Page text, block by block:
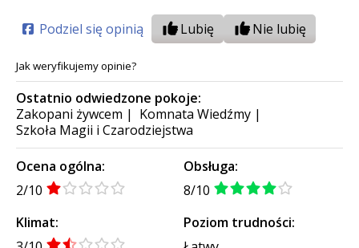
Podziel się opinią Lubię Nie lubię
Jak weryfikujemy opinie?
Ostatnio odwiedzone pokoje:
Zakopani żywcem | Komnata Wiedźmy |
Szkoła Magii i Czarodziejstwa
Ocena ogólna:
2/10
Obsługa:
8/10
Klimat:
Poziom trudności: